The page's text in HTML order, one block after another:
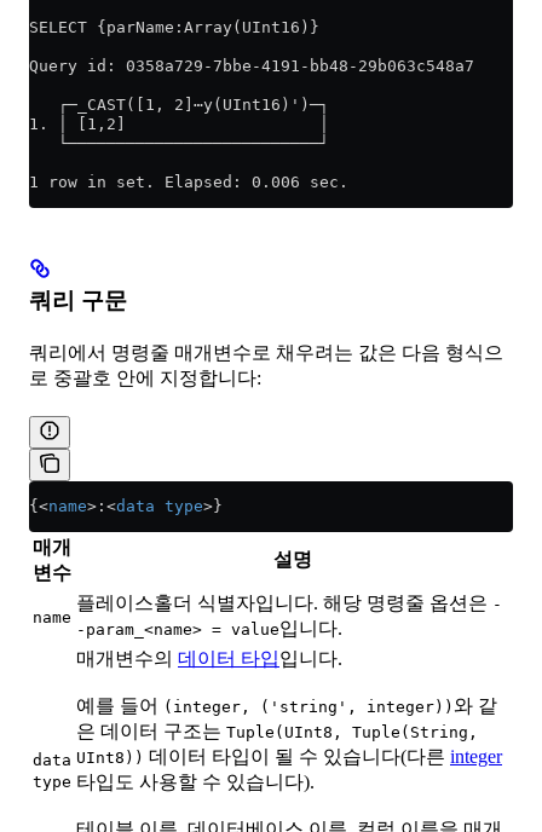
SELECT {parName:Array(UInt16)}
Query id: 0358a729-7bbe-4191-bb48-29b063c548a7
   ┌─_CAST([1, 2]⋯y(UInt16)')─┐
1. │ [1,2]                    │
   └──────────────────────────┘
1 row in set. Elapsed: 0.006 sec.
쿼리 구문
쿼리에서 명령줄 매개변수로 채우려는 값은 다음 형식으
로 중괄호 안에 지정합니다:
{ <name> : <data type> }
매개
변수
설명
name
플레이스홀더 식별자입니다. 해당 명령줄 옵션은 -
-param_<name> = value입니다.
data
type
매개변수의 데이터 타입입니다.
예를 들어 (integer, ('string', integer)) 와 같
은 데이터 구조는 Tuple(UInt8, Tuple(String,
UInt8)) 데이터 타입이 될 수 있습니다(다른 integer
타입도 사용할 수 있습니다).